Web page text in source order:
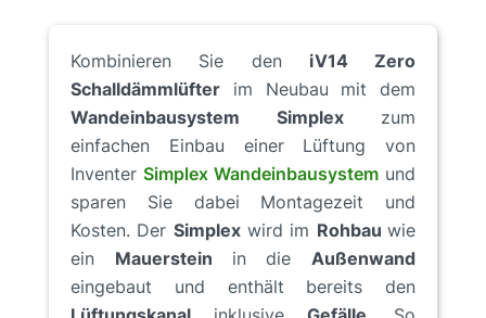
Kombinieren Sie den iV14 Zero
Schalldämmlüfter im Neubau mit dem
Wandeinbausystem Simplexzum
einfachen Einbau einer Lüftung von
Inventer Simplex Wandeinbausystem und
sparen Sie dabei Montagezeit und
Kosten. Der Simplexwird im Rohbauwie
ein Mauerstein in die Außenwand
eingebaut und enthält bereits den